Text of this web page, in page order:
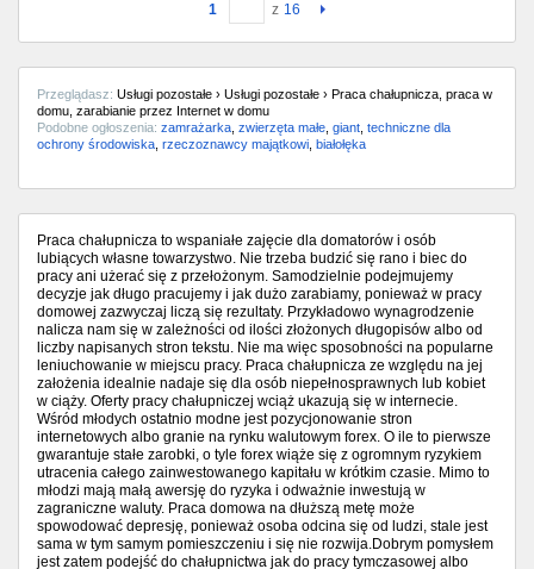
1 z 16
Przeglądasz: Usługi pozostałe › Usługi pozostałe › Praca chałupnicza, praca w
domu, zarabianie przez Internet w domu
Podobne ogłoszenia: zamrażarka zwierzęta małe giant techniczne dla
ochrony środowiska rzeczoznawcy majątkowi białołęka
Praca chałupnicza to wspaniałe zajęcie dla domatorów i osób
lubiących własne towarzystwo. Nie trzeba budzić się rano i biec do
pracy ani użerać się z przełożonym. Samodzielnie podejmujemy
decyzje jak długo pracujemy i jak dużo zarabiamy, ponieważ w pracy
domowej zazwyczaj liczą się rezultaty. Przykładowo wynagrodzenie
nalicza nam się w zależności od ilości złożonych długopisów albo od
liczby napisanych stron tekstu. Nie ma więc sposobności na popularne
leniuchowanie w miejscu pracy. Praca chałupnicza ze względu na jej
założenia idealnie nadaje się dla osób niepełnosprawnych lub kobiet
w ciąży. Oferty pracy chałupniczej wciąż ukazują się w internecie.
Wśród młodych ostatnio modne jest pozycjonowanie stron
internetowych albo granie na rynku walutowym forex. O ile to pierwsze
gwarantuje stałe zarobki, o tyle forex wiąże się z ogromnym ryzykiem
utracenia całego zainwestowanego kapitału w krótkim czasie. Mimo to
młodzi mają małą awersję do ryzyka i odważnie inwestują w
zagraniczne waluty. Praca domowa na dłuższą metę może
spowodować depresję, ponieważ osoba odcina się od ludzi, stale jest
sama w tym samym pomieszczeniu i się nie rozwija.Dobrym pomysłem
jest zatem podejść do chałupnictwa jak do pracy tymczasowej albo